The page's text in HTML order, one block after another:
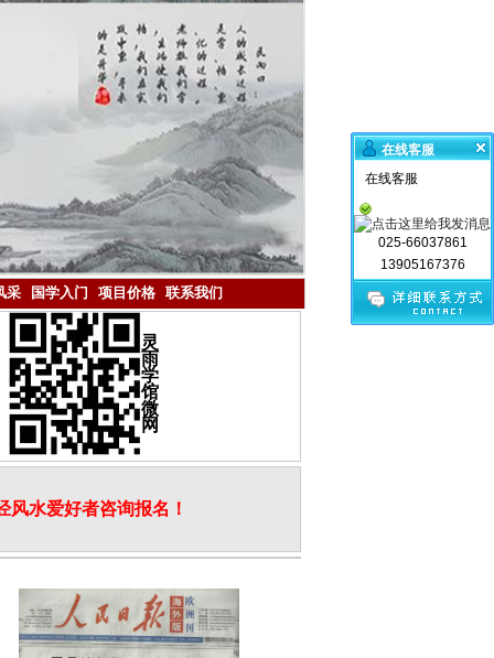
采 国学入门 项目价格 联系我们
灵
雨
学
馆
微
网
风水爱好者咨询报名！
在线客服
在线客服
025-66037861
13905167376